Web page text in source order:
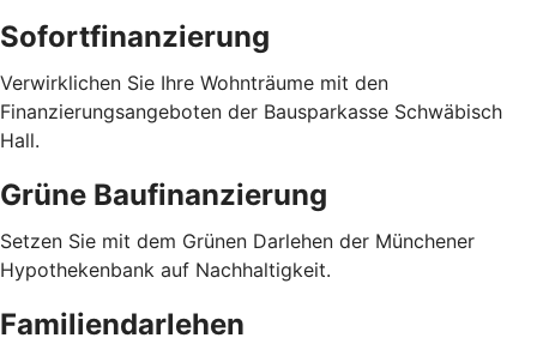
Sofortfinanzierung
Verwirklichen Sie Ihre Wohnträume mit den
Finanzierungsangeboten der Bausparkasse Schwäbisch
Hall.
Grüne Baufinanzierung
Setzen Sie mit dem Grünen Darlehen der Münchener
Hypothekenbank auf Nachhaltigkeit.
Familiendarlehen